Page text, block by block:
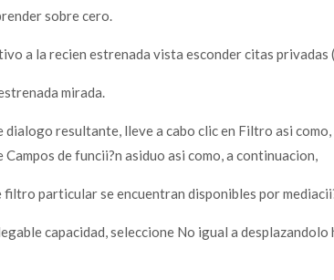
sobre cero.
a la recien estrenada vista esconder citas
mirada.
dialogo resultante, lleve a cabo clic en Filtro asi­
Campos de funcii?n asiduo asi­ como, a continuacion,
particular se encuentran disponibles por
capacidad, seleccione No igual a